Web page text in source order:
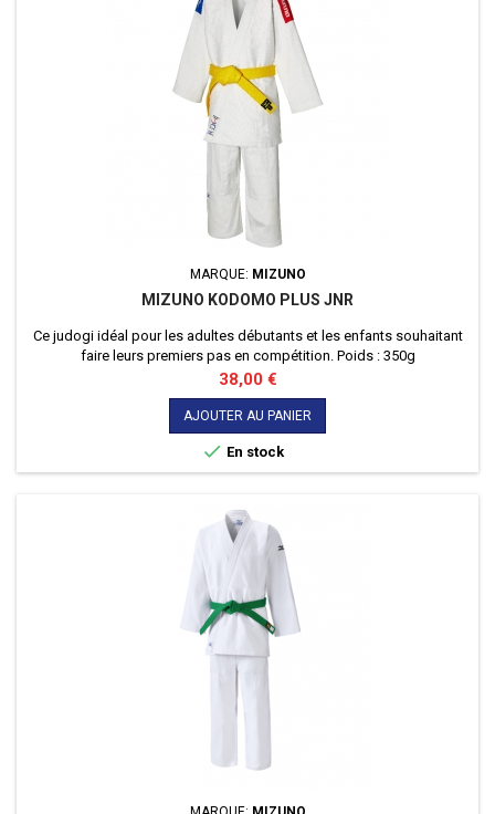
MARQUE: MIZUNO
MIZUNO KODOMO PLUS JNR
Ce judogi idéal pour les adultes débutants et les enfants souhaitant
faire leurs premiers pas en compétition. Poids : 350g
Prix
38,00 €
AJOUTER AU PANIER
 En stock